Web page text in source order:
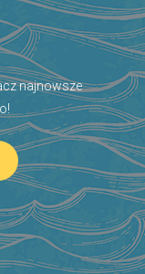
najnowsze